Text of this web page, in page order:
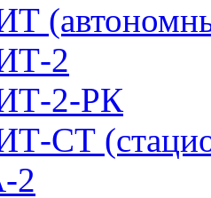
2
2-РК
СТ
2